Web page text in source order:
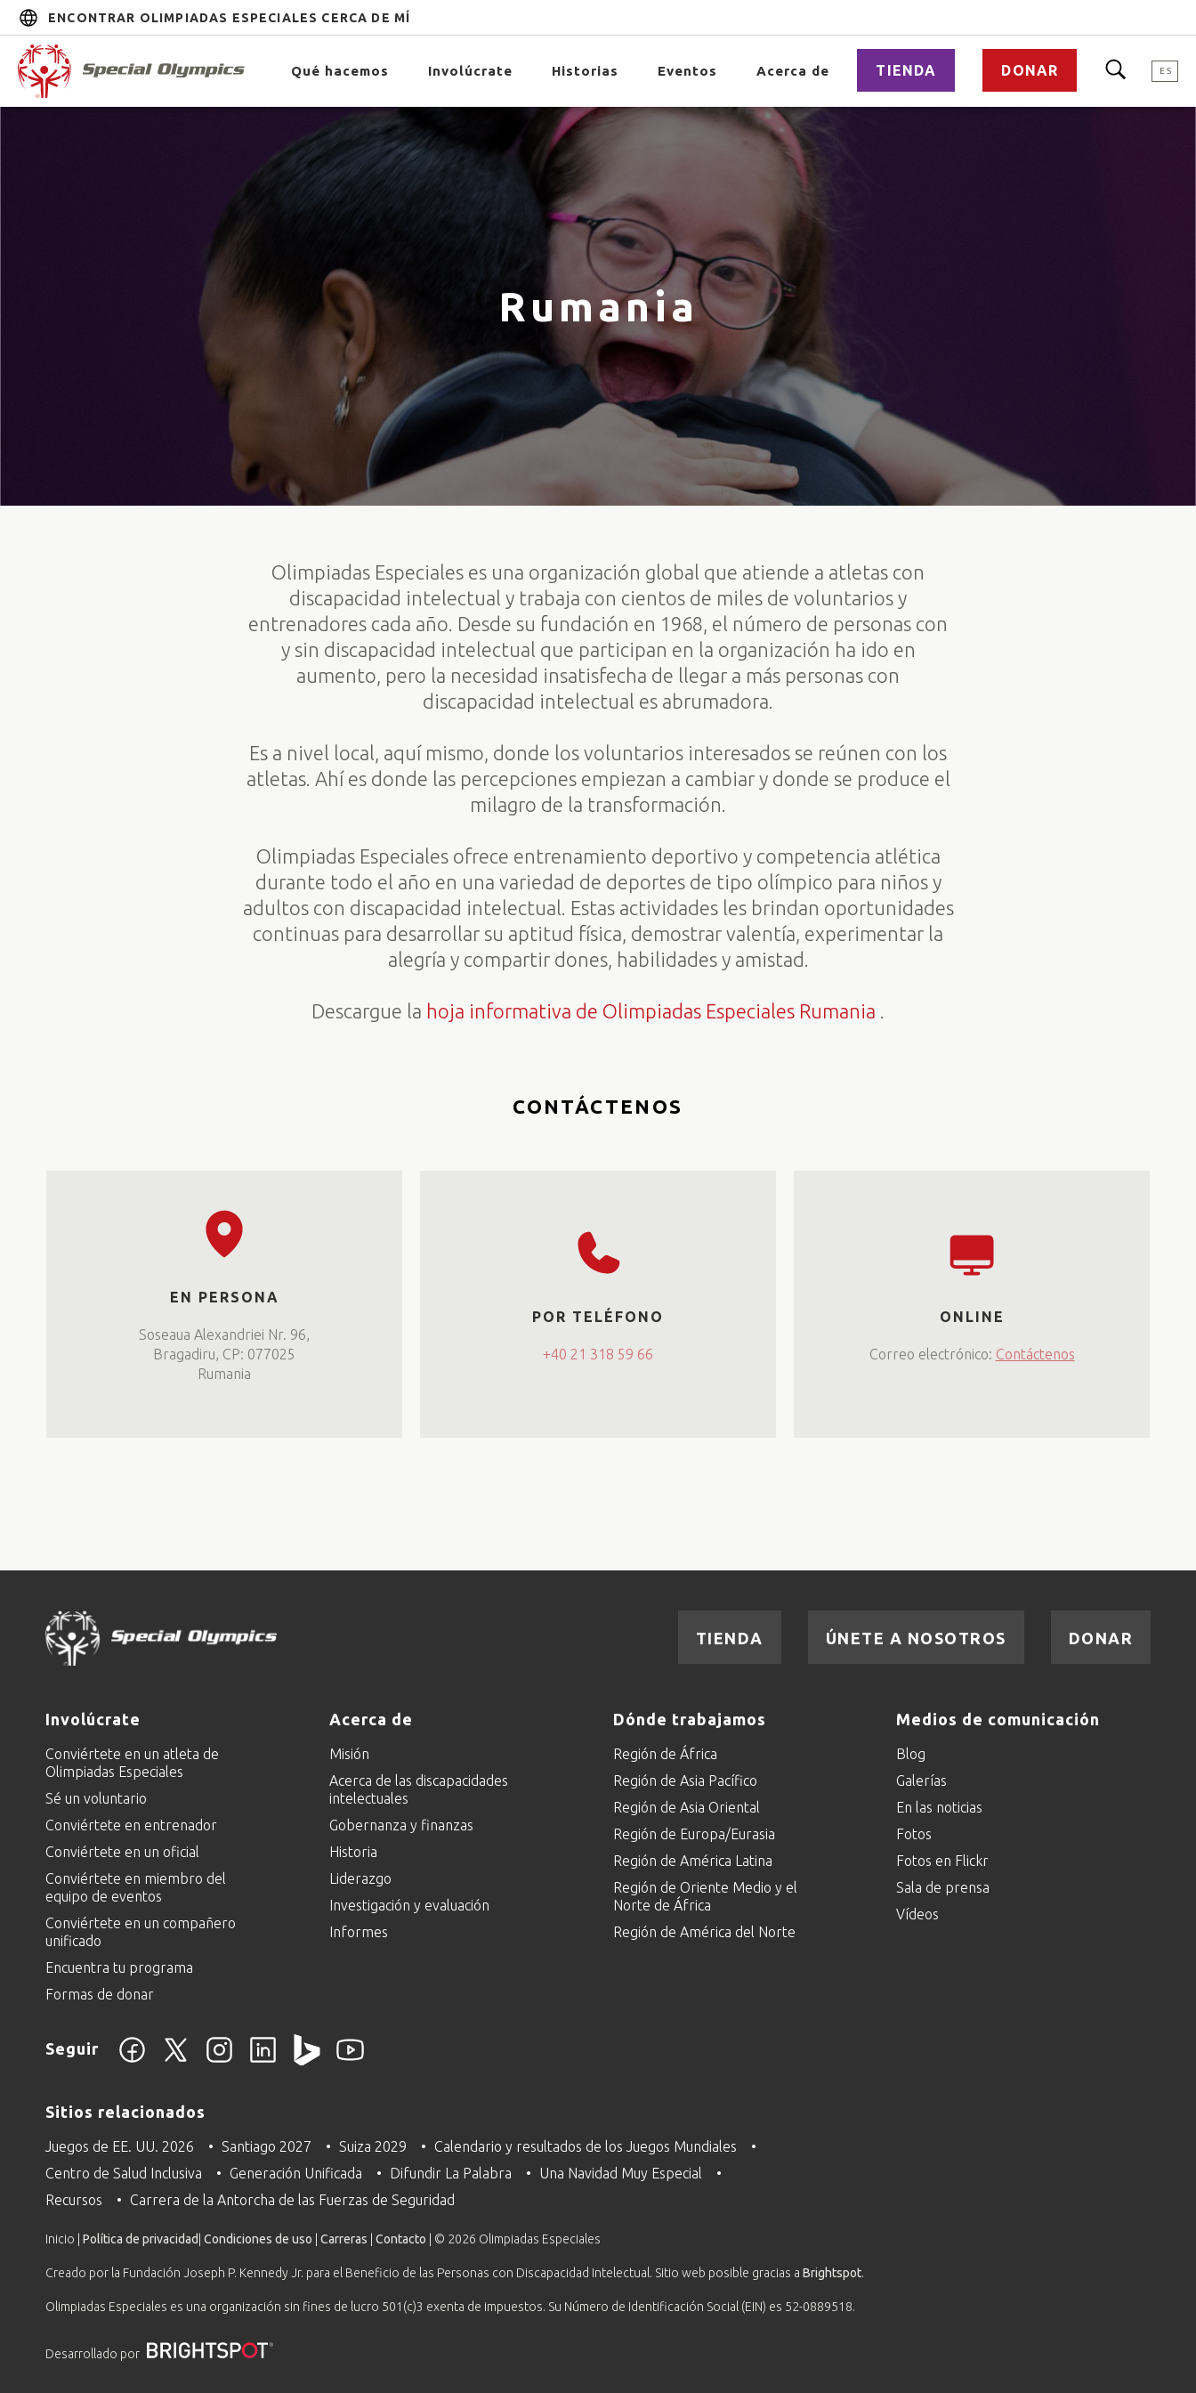
ENCONTRAR OLIMPIADAS ESPECIALES CERCA DE MÍ
Qué hacemos Involúcrate Historias Eventos Acerca de TIENDA DONAR ES
Rumania
Olimpiadas Especiales es una organización global que atiende a atletas con
discapacidad intelectual y trabaja con cientos de miles de voluntarios y
entrenadores cada año. Desde su fundación en 1968, el número de personas con
y sin discapacidad intelectual que participan en la organización ha ido en
aumento, pero la necesidad insatisfecha de llegar a más personas con
discapacidad intelectual es abrumadora.
Es a nivel local, aquí mismo, donde los voluntarios interesados se reúnen con los
atletas. Ahí es donde las percepciones empiezan a cambiar y donde se produce el
milagro de la transformación.
Olimpiadas Especiales ofrece entrenamiento deportivo y competencia atlética
durante todo el año en una variedad de deportes de tipo olímpico para niños y
adultos con discapacidad intelectual. Estas actividades les brindan oportunidades
continuas para desarrollar su aptitud física, demostrar valentía, experimentar la
alegría y compartir dones, habilidades y amistad.
Descargue la hoja informativa de Olimpiadas Especiales Rumania .
CONTÁCTENOS
EN PERSONA
Soseaua Alexandriei Nr. 96,
Bragadiru, CP: 077025
Rumania
POR TELÉFONO
+40 21 318 59 66
ONLINE
Correo electrónico: Contáctenos
DONAR
ÚNETE A NOSOTROS
TIENDA
Involúcrate
Conviértete en un atleta de
Olimpiadas Especiales
Sé un voluntario
Conviértete en entrenador
Conviértete en un oficial
Conviértete en miembro del
equipo de eventos
Conviértete en un compañero
unificado
Encuentra tu programa
Formas de donar
Acerca de
Misión
Acerca de las discapacidades
intelectuales
Gobernanza y finanzas
Historia
Liderazgo
Investigación y evaluación
Informes
Dónde trabajamos
Región de África
Región de Asia Pacífico
Región de Asia Oriental
Región de Europa/Eurasia
Región de América Latina
Región de Oriente Medio y el
Norte de África
Región de América del Norte
Medios de comunicación
Blog
Galerías
En las noticias
Fotos
Fotos en Flickr
Sala de prensa
Vídeos
Seguir
Sitios relacionados
Juegos de EE. UU. 2026 Santiago 2027 Suiza 2029
Calendario y resultados de los Juegos Mundiales
Centro de Salud Inclusiva
Generación Unificada Difundir La Palabra
Una Navidad Muy Especial
Recursos
Carrera de la Antorcha de las Fuerzas de Seguridad
Inicio | Política de privacidad Condiciones de uso Carreras Contacto | © 2026 Olimpiadas Especiales
Creado por la Fundación Joseph P. Kennedy Jr. para el Beneficio de las Personas con Discapacidad Intelectual. Sitio web posible gracias a Brightspot.
Olimpiadas Especiales es una organización sin fines de lucro 501(c)3 exenta de impuestos. Su Número de Identificación Social (EIN) es 52-0889518.
Desarrollado por